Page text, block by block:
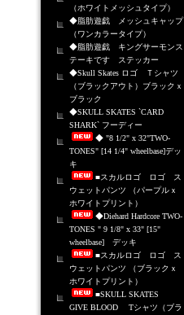
（ホワイトメッシュタイプ）
◆脂肪遊戯 メッシュキャップ
（ワンカラータイプ）
◆脂肪遊戯 キングサーモンス
テーキです ステッカー
◆Skull Skates ロゴ Ｔシャツ
（ブラックアウト）ブラックｘ
ブラック
◆SKULL SKATES `CARD
SHARK` フーディー
◆ "8 1/2" x 32"TWO-
TONES" [14 1/4" wheelbase]デッ
キ
■スカルロゴ ロゴ ス
ウェットパンツ （パープルｘ
ホワイトプリント）
◆Diehard Hardcore TWO-
TONES " 9 1/8" x 33" [15"
wheelbase] デッキ
■スカルロゴ ロゴ ス
ウェットパンツ （ブラックｘ
ホワイトプリント）
■SKULL SKATES
GIVE BLOOD Tシャツ（ブラ